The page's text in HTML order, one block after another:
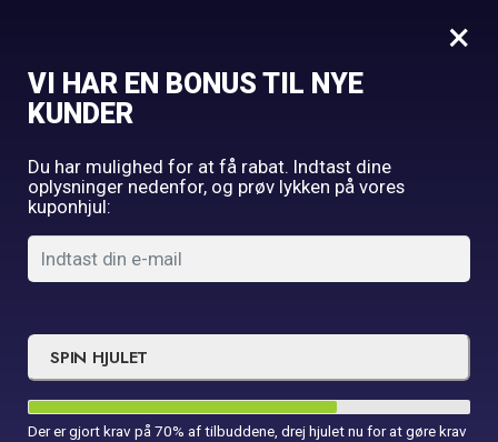
Forside Student Serpentiner Flourserende
×
VI HAR EN BONUS TIL NYE
KUNDER
Du har mulighed for at få rabat. Indtast dine
oplysninger nedenfor, og prøv lykken på vores
kuponhjul:
SPIN HJULET
Der er gjort krav på 70% af tilbuddene, drej hjulet nu for at gøre krav